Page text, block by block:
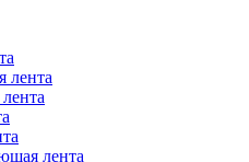
лента
лента